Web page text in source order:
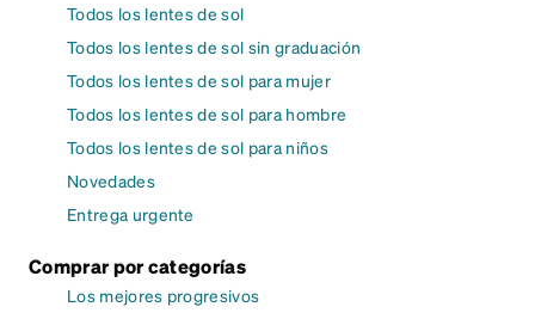
Todos los lentes de sol
Todos los lentes de sol sin graduación
Todos los lentes de sol para mujer
Todos los lentes de sol para hombre
Todos los lentes de sol para niños
Novedades
Entrega urgente
Comprar por categorías
Los mejores progresivos